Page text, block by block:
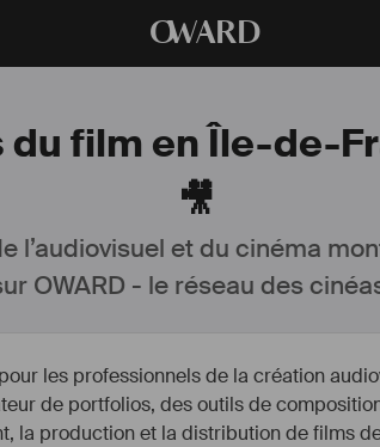
OWARD
film en Île-de-
🎥
l’audiovisuel et du cinéma
OWARD - le réseau des
les professionnels de la création
de portfolios, des outils de
la production et la distribution de films